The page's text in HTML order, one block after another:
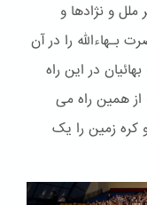
از اکثر ملل و نژادها و
بـهاءالله را در آن
در این راه
همین راه می
کره زمین را یک